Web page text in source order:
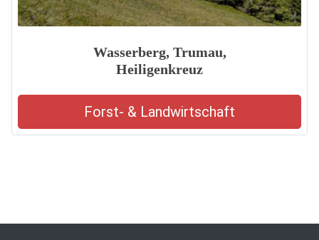
Wasserberg, Trumau,
Heiligenkreuz
Forst- & Landwirtschaft